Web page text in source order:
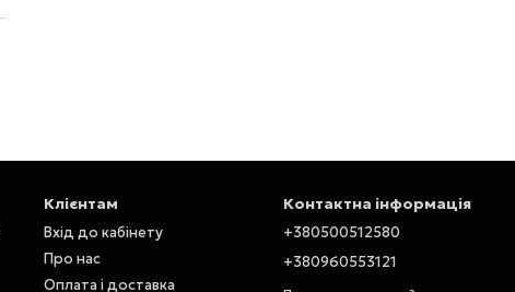
Клієнтам
Вхід до кабінету
Про нас
Оплата і доставка
Контактна інформація
+380500512580
+380960553121